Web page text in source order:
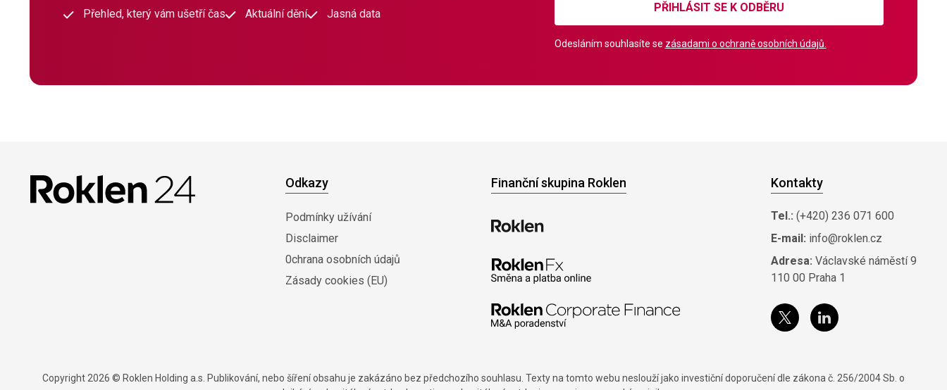
Přehled, který vám ušetří čas Aktuální dění Jasná data PŘIHLÁSIT SE K ODBĚRU
Odesláním souhlasíte se zásadami o ochraně osobních údajů.
Odkazy
Podmínky užívání
Disclaimer
0chrana osobních údajů
Zásady cookies (EU)
Finanční skupina Roklen Kontakty
Tel.: (+420) 236 071 600
E-mail: info@roklen.cz
Adresa: Václavské náměstí 9
110 00 Praha 1
Copyright 2026 © Roklen Holding a.s. Publikování, nebo šíření obsahu je zakázáno bez předchozího souhlasu. Texty na tomto webu neslouží jako investiční doporučení dle zákona č. 256/2004 Sb. o